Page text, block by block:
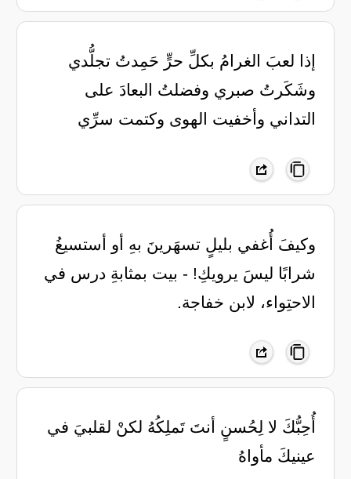
إذا لعبَ الغرامُ بكلِّ حرٍّ ‏حَمِدتُ تجلُّدي
وشَكَرتُ صبري ‏وفضلتُ البعادَ على
التداني ‏وأخفيت الهوى وكتمت سرِّي
‏وكيفَ أُغفي بليلٍ تسهَرينَ بهِ ‏أو أستسيغُ
شرابًا ليسَ يرويكِ! ‏- بيت بمثابةِ درس في
الاحتِواء، لابن خفاجة.
أُحِبُّكَ لا لِحُسنٍ أنتَ تَملِكُهُ لكنْ لقلبيَ في
عينيكَ مأواهُ